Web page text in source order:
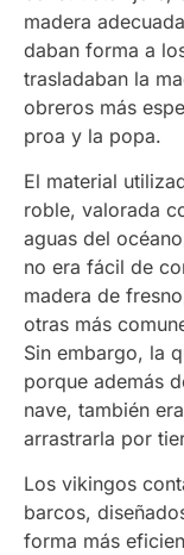
madera
daban forma a
trasladaban la
obreros más
proa y la popa.
El material
roble, valorada
aguas del
no era fácil de
madera de
otras más
Sin embargo, la
porque además
nave, también
arrastrarla por
Los vikingos
barcos,
forma más